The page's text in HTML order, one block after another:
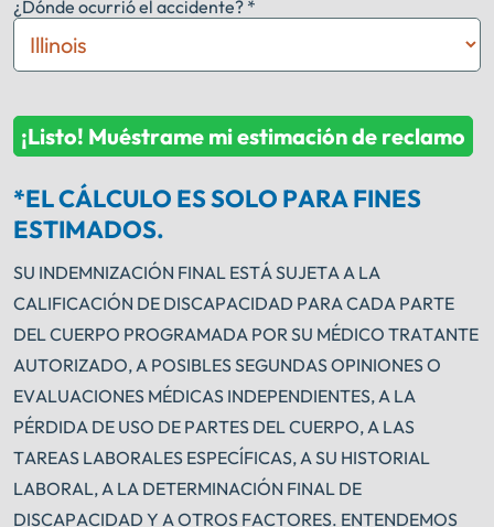
¿Dónde ocurrió el accidente? *
¡Listo! Muéstrame mi estimación de reclamo
*EL CÁLCULO ES SOLO PARA FINES
ESTIMADOS.
SU INDEMNIZACIÓN FINAL ESTÁ SUJETA A LA
CALIFICACIÓN DE DISCAPACIDAD PARA CADA PARTE
DEL CUERPO PROGRAMADA POR SU MÉDICO TRATANTE
AUTORIZADO, A POSIBLES SEGUNDAS OPINIONES O
EVALUACIONES MÉDICAS INDEPENDIENTES, A LA
PÉRDIDA DE USO DE PARTES DEL CUERPO, A LAS
TAREAS LABORALES ESPECÍFICAS, A SU HISTORIAL
LABORAL, A LA DETERMINACIÓN FINAL DE
DISCAPACIDAD Y A OTROS FACTORES. ENTENDEMOS